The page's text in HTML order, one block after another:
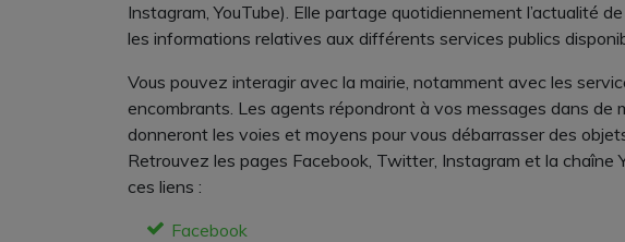
Instagram, YouTube). Elle partage quotidiennement l’actualité
les informations relatives aux différents services publics
Vous pouvez interagir avec la mairie, notamment avec les
encombrants. Les agents répondront à vos messages dans de
donneront les voies et moyens pour vous débarrasser des
Retrouvez les pages Facebook, Twitter, Instagram et la chaîne
ces liens :
Facebook